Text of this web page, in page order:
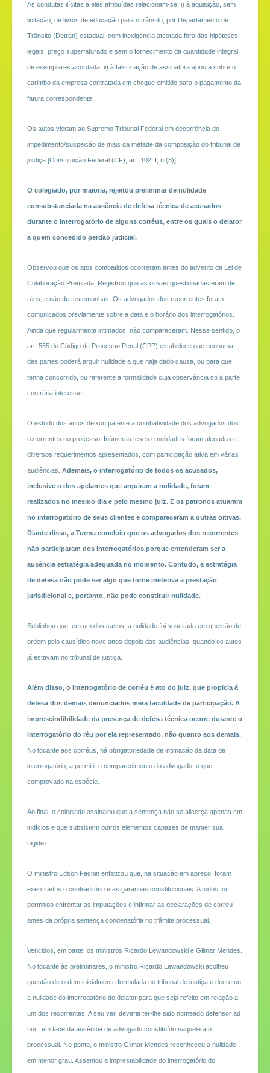
As condutas ilícitas a eles atribuídas relacionam-se: i) à aquisição, sem
licitação, de livros de educação para o trânsito, por Departamento de
Trânsito (Detran) estadual, com inexigência atestada fora das hipóteses
legais, preço superfaturado e sem o fornecimento da quantidade integral
de exemplares acordada; ii) à falsificação de assinatura aposta sobre o
carimbo da empresa contratada em cheque emitido para o pagamento da
fatura correspondente.
Os autos vieram ao Supremo Tribunal Federal em decorrência do
impedimento/suspeição de mais da metade da composição do tribunal de
justiça [Constituição Federal (CF), art. 102, I, n (3)].
O colegiado, por maioria, rejeitou preliminar de nulidade
consubstanciada na ausência de defesa técnica de acusados
durante o interrogatório de alguns corréus, entre os quais o delator
a quem concedido perdão judicial.
Observou que os atos combatidos ocorreram antes do advento da Lei de
Colaboração Premiada. Registrou que as oitivas questionadas eram de
réus, e não de testemunhas. Os advogados dos recorrentes foram
comunicados previamente sobre a data e o horário dos interrogatórios.
Ainda que regularmente intimados, não compareceram. Nesse sentido, o
art. 565 do Código de Processo Penal (CPP) estabelece que nenhuma
das partes poderá arguir nulidade a que haja dado causa, ou para que
tenha concorrido, ou referente a formalidade cuja observância só à parte
contrária interesse.
O estudo dos autos deixou patente a combatividade dos advogados dos
recorrentes no processo. Inúmeras teses e nulidades foram alegadas e
diversos requerimentos apresentados, com participação ativa em várias
audiências. Ademais, o interrogatório de todos os acusados,
inclusive o dos apelantes que arguiram a nulidade, foram
realizados no mesmo dia e pelo mesmo juiz E os patronos atuaram
no interrogatório de seus clientes e compareceram a outras oitivas.
Diante disso, a Turma concluiu que os advogados dos recorrentes
não participaram dos interrogatórios porque entenderam ser a
ausência estratégia adequada no momento. Contudo, a estratégia
de defesa não pode ser algo que torne inefetiva a prestação
jurisdicional e, portanto, não pode constituir nulidade.
Sublinhou que, em um dos casos, a nulidade foi suscitada em questão de
ordem pelo causídico nove anos depois das audiências, quando os autos
já estavam no tribunal de justiça.
Além disso, o interrogatório de corréu é ato do juiz, que propicia à
defesa dos demais denunciados mera faculdade de participação. A
imprescindibilidade da presença de defesa técnica ocorre durante o
interrogatório do réu por ela representado, não quanto aos demais.
No tocante aos corréus, há obrigatoriedade de intimação da data de
interrogatório, a permitir o comparecimento do advogado, o que
comprovado na espécie.
Ao final, o colegiado assinalou que a sentença não se alicerça apenas em
indícios e que subsistem outros elementos capazes de manter sua
higidez.
O ministro Edson Fachin enfatizou que, na situação em apreço, foram
exercitados o contraditório e as garantias constitucionais. A todos foi
permitido enfrentar as imputações e infirmar as declarações de corréu
antes da própria sentença condenatória no trâmite processual.
Vencidos, em parte, os ministros Ricardo Lewandowski e Gilmar Mendes.
No tocante às preliminares, o ministro Ricardo Lewandowski acolheu
questão de ordem inicialmente formulada no tribunal de justiça e decretou
a nulidade do interrogatório do delator para que seja refeito em relação a
um dos recorrentes. A seu ver, deveria ter-lhe sido nomeado defensor ad
hoc, em face da ausência de advogado constituído naquele ato
processual. No ponto, o ministro Gilmar Mendes reconheceu a nulidade
em menor grau. Assentou a imprestabilidade do interrogatório do